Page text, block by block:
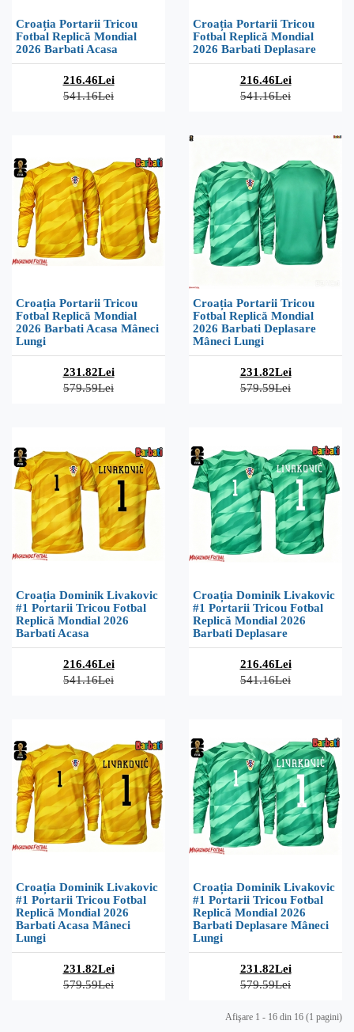
Croația Portarii Tricou
Fotbal Replică Mondial
2026 Barbati Acasa
216.46Lei
541.16Lei
Croația Portarii Tricou
Fotbal Replică Mondial
2026 Barbati Deplasare
216.46Lei
541.16Lei
Croația Portarii Tricou
Fotbal Replică Mondial
2026 Barbati Acasa Mâneci
Lungi
231.82Lei
579.59Lei
Croația Portarii Tricou
Fotbal Replică Mondial
2026 Barbati Deplasare
Mâneci Lungi
231.82Lei
579.59Lei
Croația Dominik Livakovic
#1 Portarii Tricou Fotbal
Replică Mondial 2026
Barbati Acasa
216.46Lei
541.16Lei
Croația Dominik Livakovic
#1 Portarii Tricou Fotbal
Replică Mondial 2026
Barbati Deplasare
216.46Lei
541.16Lei
Croația Dominik Livakovic
#1 Portarii Tricou Fotbal
Replică Mondial 2026
Barbati Acasa Mâneci
Lungi
231.82Lei
579.59Lei
Croația Dominik Livakovic
#1 Portarii Tricou Fotbal
Replică Mondial 2026
Barbati Deplasare Mâneci
Lungi
231.82Lei
579.59Lei
Afişare 1 - 16 din 16 (1 pagini)